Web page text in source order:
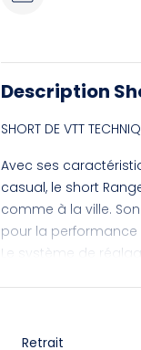
Description
SHORT DE VTT
Avec ses
casual, le short
comme à la ville.
pour la performance
Le système de
Retrait